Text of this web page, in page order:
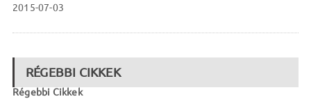
2015-07-03
RÉGEBBI CIKKEK
Régebbi Cikkek